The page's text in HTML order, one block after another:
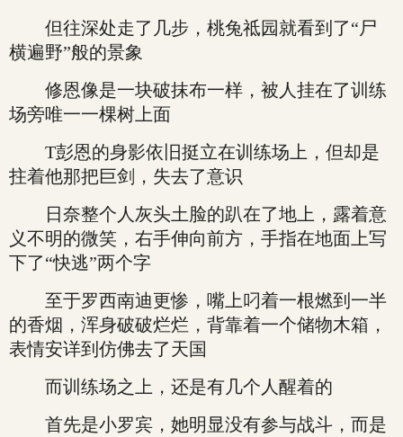
但往深处走了几步，桃兔祗园就看到了“尸
横遍野”般的景象
修恩像是一块破抹布一样，被人挂在了训练
场旁唯一一棵树上面
T彭恩的身影依旧挺立在训练场上，但却是
拄着他那把巨剑，失去了意识
日奈整个人灰头土脸的趴在了地上，露着意
义不明的微笑，右手伸向前方，手指在地面上写
下了“快逃”两个字
至于罗西南迪更惨，嘴上叼着一根燃到一半
的香烟，浑身破破烂烂，背靠着一个储物木箱，
表情安详到仿佛去了天国
而训练场之上，还是有几个人醒着的
首先是小罗宾，她明显没有参与战斗，而是